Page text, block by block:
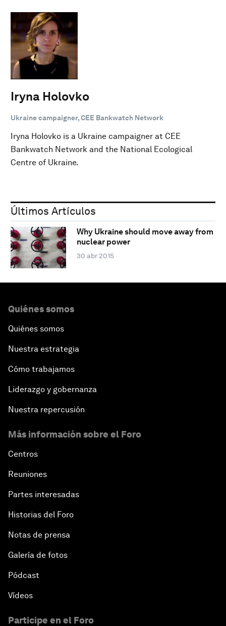
Iryna Holovko
Ukraine campaigner, CEE Bankwatch Network
Iryna Holovko is a Ukraine campaigner at CEE
Bankwatch Network and the National Ecological
Centre of Ukraine.
Últimos Artículos
Why Ukraine should move away from
nuclear power
30 abr 2015
Quiénes somos
Quiénes somos
Nuestra estrategia
Cómo trabajamos
Liderazgo y gobernanza
Nuestra repercusión
Más información sobre el Foro
Centros
Reuniones
Partes interesadas
Historias del Foro
Notas de prensa
Galería de fotos
Pódcast
Vídeos
Participe en el Foro